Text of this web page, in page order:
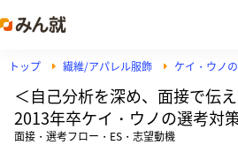
トップ 繊維/アパレル服飾 ケイ・ウノ
＜自己分析を深め、面接で伝
2013年卒ケイ・ウノの選考対
面接・選考フロー・ES・志望動機